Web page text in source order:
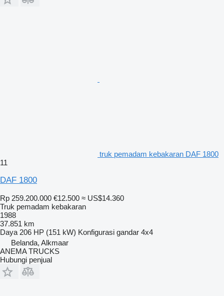
truk pemadam kebakaran DAF 1800
11
DAF 1800
Rp 259.200.000 €12.500 ≈ US$14.360
Truk pemadam kebakaran
1988
37.851 km
Daya 206 HP (151 kW) Konfigurasi gandar 4x4
Belanda, Alkmaar
ANEMA TRUCKS
Hubungi penjual